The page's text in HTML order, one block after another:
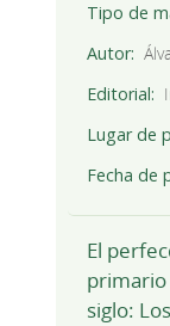
Tipo de
Autor
Editorial
Lugar de
Fecha de
El
primario
siglo: